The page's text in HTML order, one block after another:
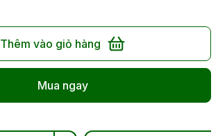
Thêm vào giỏ hàng
Mua ngay